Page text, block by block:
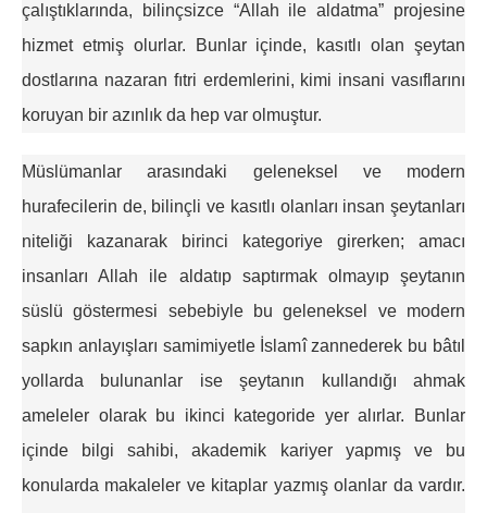
çalıştıklarında, bilinçsizce “Allah ile aldatma” projesine
hizmet etmiş olurlar. Bunlar içinde, kasıtlı olan şeytan
dostlarına nazaran fıtri erdemlerini, kimi insani vasıflarını
koruyan bir azınlık da hep var olmuştur.
Müslümanlar arasındaki geleneksel ve modern
hurafecilerin de, bilinçli ve kasıtlı olanları insan şeytanları
niteliği kazanarak birinci kategoriye girerken; amacı
insanları Allah ile aldatıp saptırmak olmayıp şeytanın
süslü göstermesi sebebiyle bu geleneksel ve modern
sapkın anlayışları samimiyetle İslamî zannederek bu bâtıl
yollarda bulunanlar ise şeytanın kullandığı ahmak
ameleler olarak bu ikinci kategoride yer alırlar. Bunlar
içinde bilgi sahibi, akademik kariyer yapmış ve bu
konularda makaleler ve kitaplar yazmış olanlar da vardır.